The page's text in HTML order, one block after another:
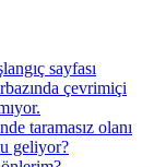
sayfası
çevrimiçi
taramasız olanı
geliyor?